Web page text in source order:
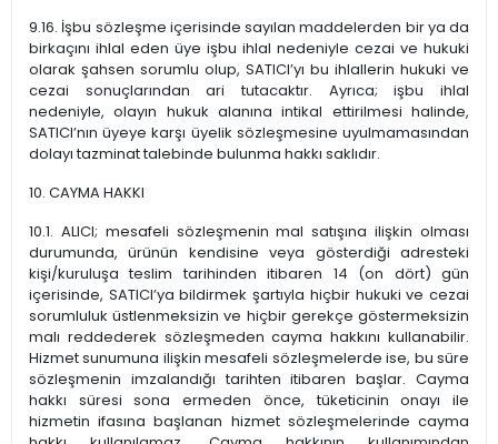
9.16. İşbu sözleşme içerisinde sayılan maddelerden bir ya da
birkaçını ihlal eden üye işbu ihlal nedeniyle cezai ve hukuki
olarak şahsen sorumlu olup, SATICI’yı bu ihlallerin hukuki ve
cezai sonuçlarından ari tutacaktır. Ayrıca; işbu ihlal
nedeniyle, olayın hukuk alanına intikal ettirilmesi halinde,
SATICI’nın üyeye karşı üyelik sözleşmesine uyulmamasından
dolayı tazminat talebinde bulunma hakkı saklıdır.
10. CAYMA HAKKI
10.1. ALICI; mesafeli sözleşmenin mal satışına ilişkin olması
durumunda, ürünün kendisine veya gösterdiği adresteki
kişi/kuruluşa teslim tarihinden itibaren 14 (on dört) gün
içerisinde, SATICI’ya bildirmek şartıyla hiçbir hukuki ve cezai
sorumluluk üstlenmeksizin ve hiçbir gerekçe göstermeksizin
malı reddederek sözleşmeden cayma hakkını kullanabilir.
Hizmet sunumuna ilişkin mesafeli sözleşmelerde ise, bu süre
sözleşmenin imzalandığı tarihten itibaren başlar. Cayma
hakkı süresi sona ermeden önce, tüketicinin onayı ile
hizmetin ifasına başlanan hizmet sözleşmelerinde cayma